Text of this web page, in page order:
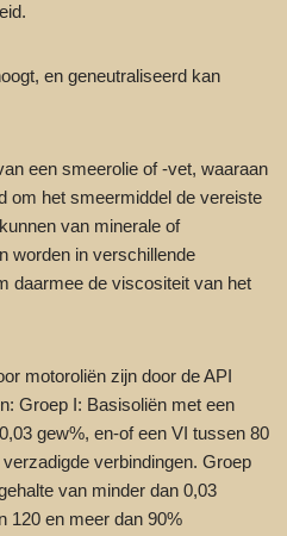
en geneutraliseerd kan
een smeerolie of -vet, waaraan
om het smeermiddel de vereiste
van minerale of
worden in verschillende
daarmee de viscositeit van het
motoroliën zijn door de API
Groep I: Basisoliën met een
gew%, en-of een VI tussen 80
verbindingen. Groep
van minder dan 0,03
120 en meer dan 90%